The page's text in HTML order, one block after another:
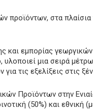
στα πλαίσια
και εμπορίας
μια σειρά
τις εξελίξεις στις
Προϊόντων στην
(50%) και εθνική